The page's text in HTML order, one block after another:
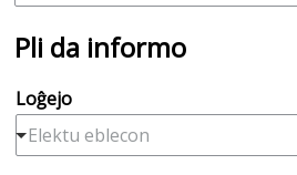
Pli da informo
Loĝejo
Elektu eblecon